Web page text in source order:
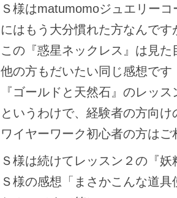
Ｓ様はmatumomoジュエリー
にはもう大分慣れた方なんです
この『惑星ネックレス』は見
他の方もだいたい同じ感想です
『ゴールドと天然石』のレッ
というわけで、経験者の方向
ワイヤーワーク初心者の方は
Ｓ様は続けてレッスン２の『
Ｓ様の感想「まさかこんな道